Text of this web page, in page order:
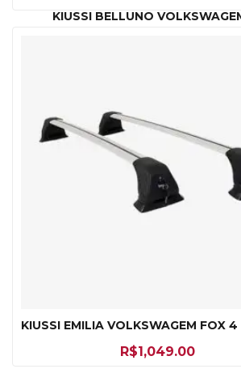
KIUSSI BELLUNO
KIUSSI EMILIA VOLKSWAGEM FOX
R$1,049.00